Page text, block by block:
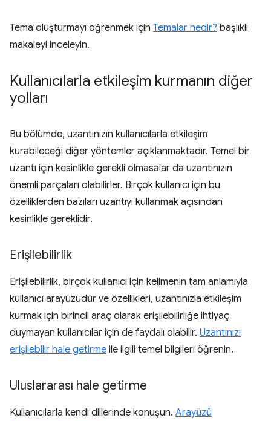
Tema oluşturmayı öğrenmek için Temalar nedir? başlıklı
makaleyi inceleyin.
Kullanıcılarla etkileşim kurmanın diğer
yolları
Bu bölümde, uzantınızın kullanıcılarla etkileşim
kurabileceği diğer yöntemler açıklanmaktadır. Temel bir
uzantı için kesinlikle gerekli olmasalar da uzantınızın
önemli parçaları olabilirler. Birçok kullanıcı için bu
özelliklerden bazıları uzantıyı kullanmak açısından
kesinlikle gereklidir.
Erişilebilirlik
Erişilebilirlik, birçok kullanıcı için kelimenin tam anlamıyla
kullanıcı arayüzüdür ve özellikleri, uzantınızla etkileşim
kurmak için birincil araç olarak erişilebilirliğe ihtiyaç
duymayan kullanıcılar için de faydalı olabilir. Uzantınızı
erişilebilir hale getirme ile ilgili temel bilgileri öğrenin.
Uluslararası hale getirme
Kullanıcılarla kendi dillerinde konuşun. Arayüzü